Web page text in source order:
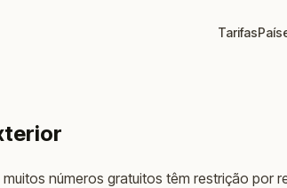
Tarifas
números gratuitos têm restrição por